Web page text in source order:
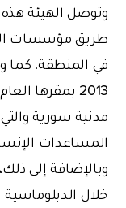
وتوصل الهيئة
طريق مؤسسات
في المنطقة. كما
مدنية سورية
المساعدات
وبالإضافة إلى
خلال